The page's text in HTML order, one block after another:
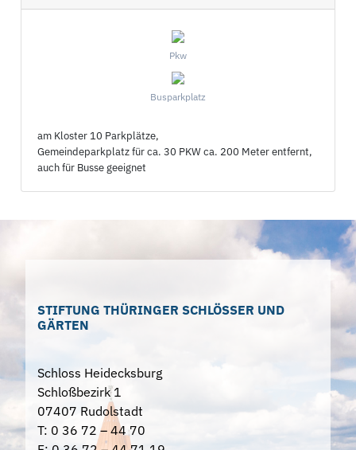
Pkw
Busparkplatz
am Kloster 10 Parkplätze,
Gemeindeparkplatz für ca. 30 PKW ca. 200 Meter entfernt,
auch für Busse geeignet
STIFTUNG THÜRINGER SCHLÖSSER UND
GÄRTEN
Schloss Heidecksburg
Schloßbezirk 1
07407 Rudolstadt
T: 0 36 72 – 44 70